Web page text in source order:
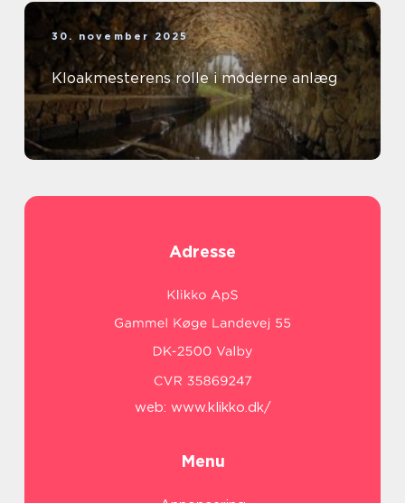
30. november 2025
Kloakmesterens rolle i moderne anlæg
Adresse
web: www.klikko.dk/
Menu